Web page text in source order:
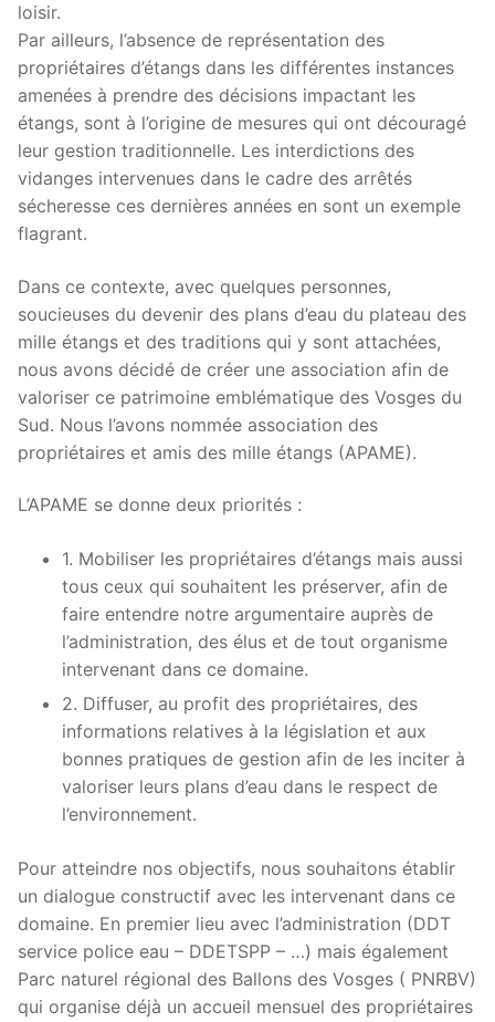
loisir.
Par ailleurs, l’absence de représentation des
propriétaires d’étangs dans les différentes instances
amenées à prendre des décisions impactant les
étangs, sont à l’origine de mesures qui ont découragé
leur gestion traditionnelle. Les interdictions des
vidanges intervenues dans le cadre des arrêtés
sécheresse ces dernières années en sont un exemple
flagrant.
Dans ce contexte, avec quelques personnes,
soucieuses du devenir des plans d’eau du plateau des
mille étangs et des traditions qui y sont attachées,
nous avons décidé de créer une association afin de
valoriser ce patrimoine emblématique des Vosges du
Sud. Nous l’avons nommée association des
propriétaires et amis des mille étangs (APAME).
L’APAME se donne deux priorités :
1. Mobiliser les propriétaires d’étangs mais aussi
tous ceux qui souhaitent les préserver, afin de
faire entendre notre argumentaire auprès de
l’administration, des élus et de tout organisme
intervenant dans ce domaine.
2. Diffuser, au profit des propriétaires, des
informations relatives à la législation et aux
bonnes pratiques de gestion afin de les inciter à
valoriser leurs plans d’eau dans le respect de
l’environnement.
Pour atteindre nos objectifs, nous souhaitons établir
un dialogue constructif avec les intervenant dans ce
domaine. En premier lieu avec l’administration (DDT
service police eau – DDETSPP – …) mais également
Parc naturel régional des Ballons des Vosges ( PNRBV)
qui organise déjà un accueil mensuel des propriétaires